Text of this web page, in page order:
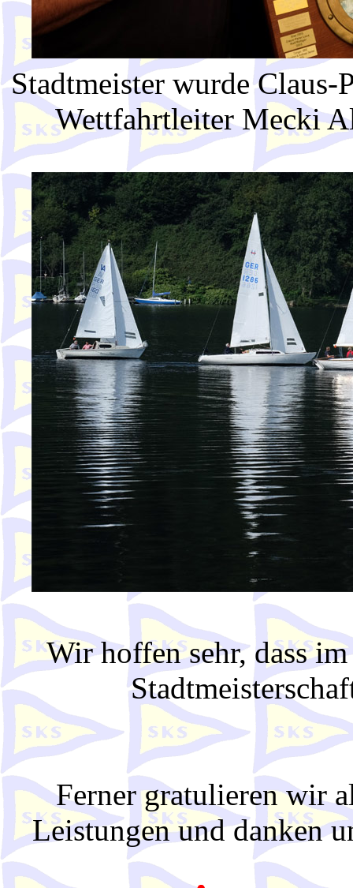
Stadtmeister wurde
Wettfahrtleiter Mecki
Wir hoffen sehr, dass
Ferner gratulieren wir
Leistungen und danken